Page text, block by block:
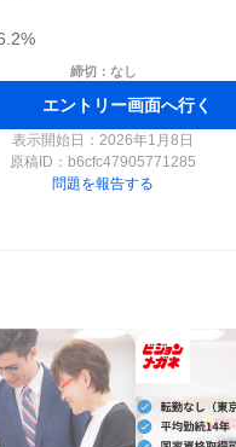
締切：なし
エントリー画面へ行く
表示開始日：2026年1月8日
原稿ID： b6cfc47905771285
問題を報告する